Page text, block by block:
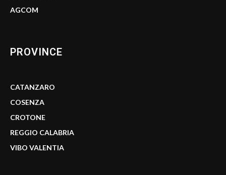
AGCOM
PROVINCE
CATANZARO
COSENZA
CROTONE
REGGIO CALABRIA
VIBO VALENTIA